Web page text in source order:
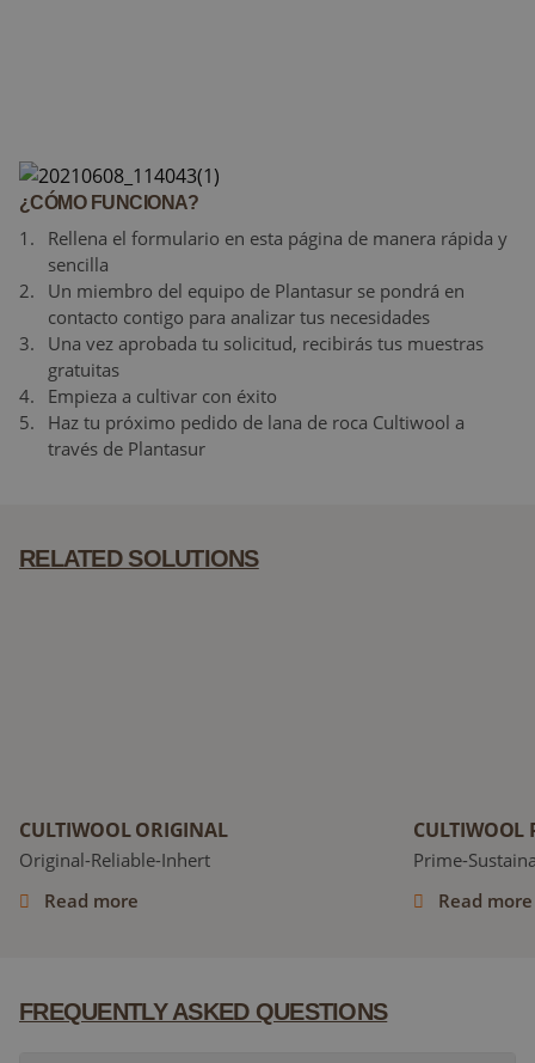
¿CÓMO FUNCIONA?
Rellena el formulario en esta página de manera rápida y
sencilla
Un miembro del equipo de Plantasur se pondrá en
contacto contigo para analizar tus necesidades
Una vez aprobada tu solicitud, recibirás tus muestras
gratuitas
Empieza a cultivar con éxito
Haz tu próximo pedido de lana de roca Cultiwool a
través de Plantasur
RELATED SOLUTIONS
CULTIWOOL ORIGINAL
Original-Reliable-Inhert
Read more
CULTIWOOL
Prime-
Read more
FREQUENTLY ASKED QUESTIONS